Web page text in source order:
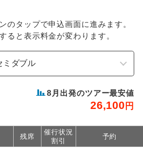
のタップで申込画面に進みます。
ると表示料金が変わります。
8 月出発のツアー最安値
26,100 円
残席
催行状況
割引
予約